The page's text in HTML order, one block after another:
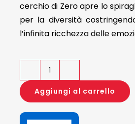
cerchio di Zero apre lo
per la diversità
l’infinita ricchezza delle
Il
cerchio
di
Zero
Aggiungi al carrello